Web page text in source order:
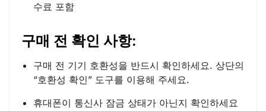
수료 포함
구매 전 확인 사항:
구매 전 기기 호환성을 반드시 확인하세요. 상단의
“호환성 확인” 도구를 이용해 주세요.
휴대폰이 통신사 잠금 상태가 아닌지 확인하세요